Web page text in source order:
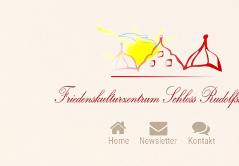
Navigation
überspringen
Home
Newsletter Kontakt